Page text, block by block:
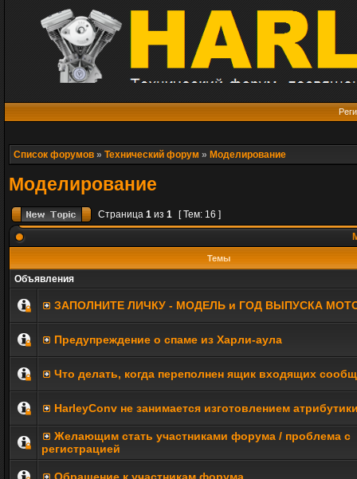
Список форумов » Технический форум » Моделирование
Моделирование
Страница 1 из 1
[ Тем: 16 ]
Темы
Объявления
ЗАПОЛНИТE ЛИЧКУ - МОДЕЛЬ и ГОД ВЫПУСКА
Предупреждение о спаме из Харли-аула
Что делать, когда переполнен ящик входящих
HarleyConv не занимается изготовлением
Желающим стать участниками форума / проблема с
регистрацией